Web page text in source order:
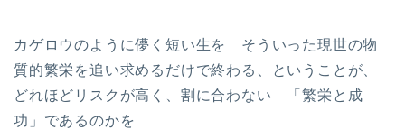
カゲロウのように儚く短い生を そういった現世の物
質的繁栄を追い求めるだけで終わる、ということが、
どれほどリスクが高く、割に合わない 「繁栄と成
功」であるのかを